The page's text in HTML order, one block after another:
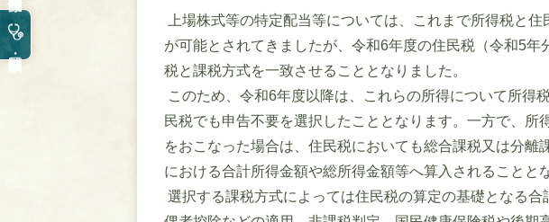
上場株式等の特定配当等については、これまで所得税と
が可能とされてきましたが、令和6年度の住民税（令和5
税と課税方式を一致させることとなりました。
このため、令和6年度以降は、これらの所得について所得
民税でも申告不要を選択したこととなります。一方で、所
をおこなった場合は、住民税においても総合課税又は分離
における合計所得金額や総所得金額等へ算入されることと
選択する課税方式によっては住民税の算定の基礎となる